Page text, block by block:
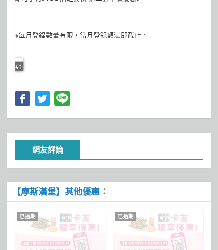
※每月登錄數量有限，當月登錄額滿即截止。
#1
網友評論
【摩斯漢堡】其他優惠：
已過期 已過期